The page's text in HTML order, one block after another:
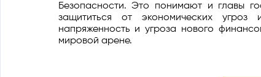
Безопасности. Это понимают и главы
защититься от экономических угроз
напряженность и угроза нового
мировой арене.